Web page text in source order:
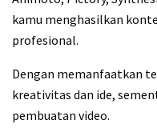
kamu menghasilkan
profesional.
Dengan memanfaatkan
kreativitas dan ide,
pembuatan video.